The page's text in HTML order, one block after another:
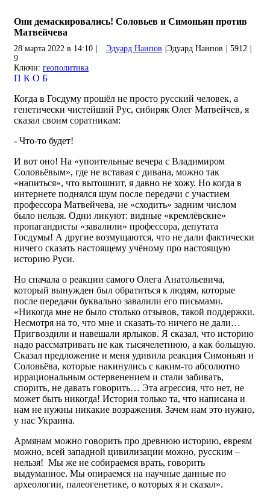
Они демаскировались! Соловьев и Симоньян против
Матвейчева
28 марта 2022 в 14:10 Эдуард Наипов Эдуард Наипов 5912
9
Ключи: геополитика
П К О Б
Когда в Госдуму прошёл не просто русский человек, а
генетически чистейший Рус, сибиряк Олег Матвейчев, я
сказал своим соратникам:
- Что-то будет!
И вот оно! На «упоительные вечера с Владимиром
Соловьёвым», где не вставая с дивана, можно так
«напиться», что вытошнит, я давно не хожу. Но когда в
интернете поднялся шум после передачи с участием
профессора Матвейчева, не «сходить» задним числом
было нельзя. Одни ликуют: видные «кремлёвские»
пропагандисты «завалили» профессора, депутата
Госдумы! А другие возмущаются, что не дали фактически
ничего сказать настоящему учёному про настоящую
историю Руси.
Но сначала о реакции самого Олега Анатольевича,
который вынужден был обратиться к людям, которые
после передачи буквально завалили его письмами.
«Никогда мне не было столько отзывов, такой поддержки.
Несмотря на то, что мне и сказать-то ничего не дали…
Пригвоздили и навешали ярлыков. Я сказал, что историю
надо рассматривать не как тысячелетнюю, а как большую.
Сказал предложение и меня удивила реакция Симоньян и
Соловьёва, которые накинулись с каким-то абсолютно
иррациональным остервенением и стали забивать,
спорить, не давать говорить… Эта агрессия, что нет, не
может быть никогда! История только та, что написана и
нам не нужны никакие возражения. Зачем нам это нужно,
у нас Украина.
Армянам можно говорить про древнюю историю, евреям
можно, всей западной цивилизации можно, русским –
нельзя! Мы же не собираемся врать, говорить
выдуманное. Мы опираемся на научные данные по
археологии, палеогенетике, о которых я и сказал».